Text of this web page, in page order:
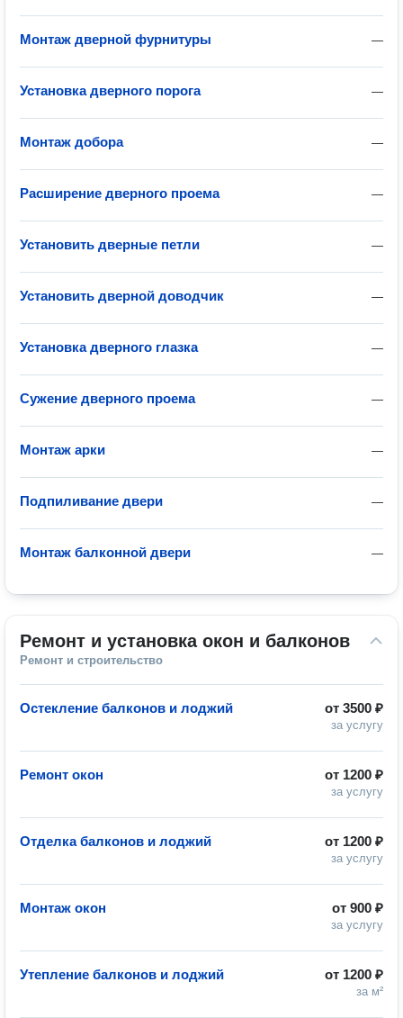
—
Монтаж дверной фурнитуры
—
Установка дверного порога
—
Монтаж добора
—
Расширение дверного проема
—
Установить дверные петли
—
Установить дверной доводчик
—
Установка дверного глазка
—
Сужение дверного проема
—
Монтаж арки
—
Подпиливание двери
—
Монтаж балконной двери
Ремонт и установка окон и балконов
Ремонт и строительство
от 3500 ₽
за услугу
Остекление балконов и лоджий
от 1200 ₽
за услугу
Ремонт окон
от 1200 ₽
за услугу
Отделка балконов и лоджий
от 900 ₽
за услугу
Монтаж окон
от 1200 ₽
за м²
Утепление балконов и лоджий